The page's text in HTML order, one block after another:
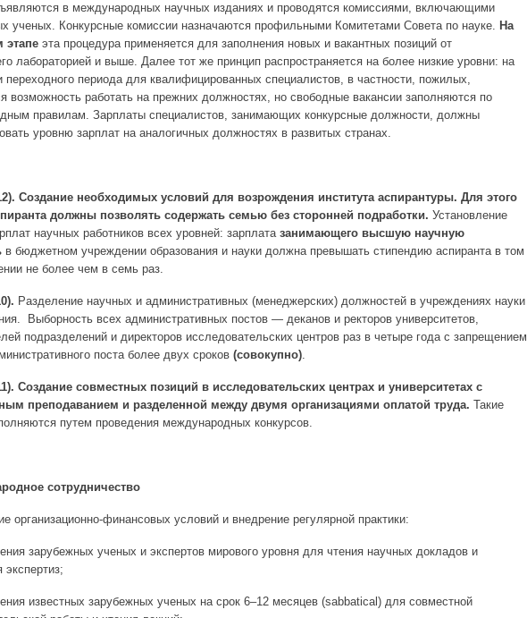
в международных научных изданиях и проводятся комиссиями, включающими
ученых. Конкурсные комиссии назначаются профильными Комитетами Совета по науке. На
этапе эта процедура применяется для заполнения новых и вакантных позиций от
лабораторией и выше. Далее тот же принцип распространяется на более низкие уровни: на
переходного периода для квалифицированных специалистов, в частности, пожилых,
возможность работать на прежних должностях, но свободные вакансии заполняются по
правилам. Зарплаты специалистов, занимающих конкурсные должности, должны
уровню зарплат на аналогичных должностях в развитых странах.
Создание необходимых условий для возрождения института аспирантуры. Для этого
должны позволять содержать семью без сторонней подработки. Установление
научных работников всех уровней: зарплата занимающего высшую научную
в бюджетном учреждении образования и науки должна превышать стипендию аспиранта в том
не более чем в семь раз.
Разделение научных и административных (менеджерских) должностей в учреждениях науки
Выборность всех административных постов — деканов и ректоров университетов,
подразделений и директоров исследовательских центров раз в четыре года с запрещением
поста более двух сроков (совокупно).
Создание совместных позиций в исследовательских центрах и университетах с
преподаванием и разделенной между двумя организациями оплатой труда. Такие
путем проведения международных конкурсов.
сотрудничество
организационно-финансовых условий и внедрение регулярной практики:
зарубежных ученых и экспертов мирового уровня для чтения научных докладов и
экспертиз;
известных зарубежных ученых на срок 6–12 месяцев (sabbatical) для совместной